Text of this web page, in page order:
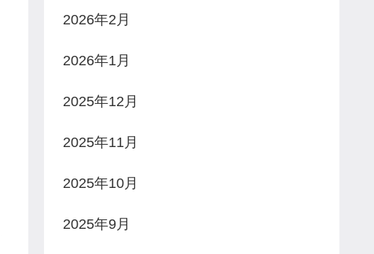
2026年2月
2026年1月
2025年12月
2025年11月
2025年10月
2025年9月